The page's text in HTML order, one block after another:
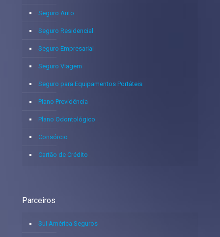
Seguro Auto
Seguro Residencial
Seguro Empresarial
Seguro Viagem
Seguro para Equipamentos Portáteis
Plano Previdência
Plano Odontológico
Consórcio
Cartão de Crédito
Parceiros
Sul América Seguros